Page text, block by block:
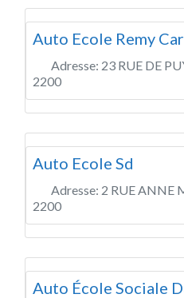
Auto Ecole Remy
Adresse: 23 RUE DE
2200
Auto Ecole Sd
Adresse: 2 RUE ANNE
2200
Auto École Sociale